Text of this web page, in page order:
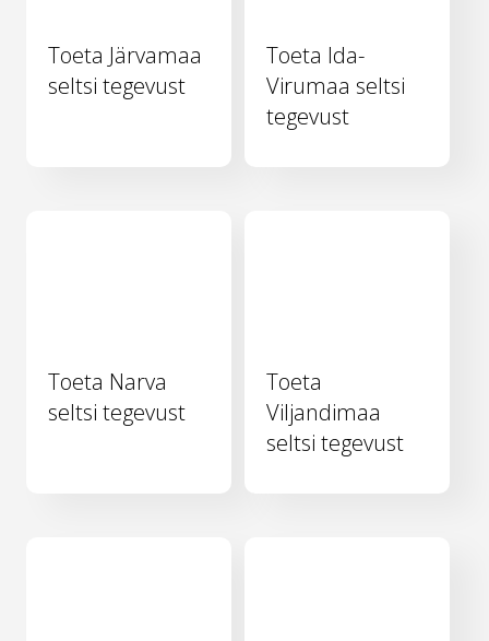
Toeta Järvamaa
seltsi tegevust
Toeta Ida-
Virumaa seltsi
tegevust
Toeta Narva
seltsi tegevust
Toeta
Viljandimaa
seltsi tegevust